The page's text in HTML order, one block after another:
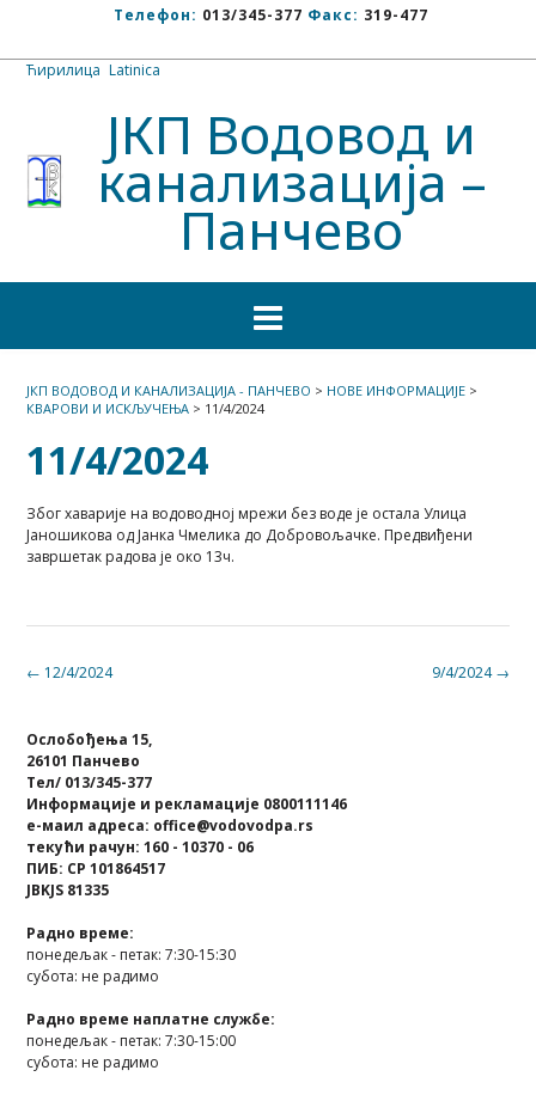
Телефон: 013/345-377 Факс: 319-477
Ћирилица Latinica
ЈКП Водовод и
канализација –
Панчево
ЈКП ВОДОВОД И КАНАЛИЗАЦИЈА - ПАНЧЕВО > НОВЕ ИНФОРМАЦИЈЕ >
КВАРОВИ И ИСКЉУЧЕЊА > 11/4/2024
11/4/2024
Због хаварије на водоводној мрежи без воде је остала Улица
Јаношикова од Јанка Чмелика до Добровољачке. Предвиђени
завршетак радова је око 13ч.
Post 9/4/2024→
← 12/4/2024
Ослобођења 15,
26101 Панчево
Тел/ 013/345-377
Информације и рекламације 0800111146
е-маил адреса: office@vodovodpa.rs
текући рачун: 160 - 10370 - 06
ПИБ: СР 101864517
JBKJS 81335
Радно време:
понедељак - петак: 7:30-15:30
субота: не радимо
Радно време наплатне службе:
понедељак - петак: 7:30-15:00
субота: не радимо